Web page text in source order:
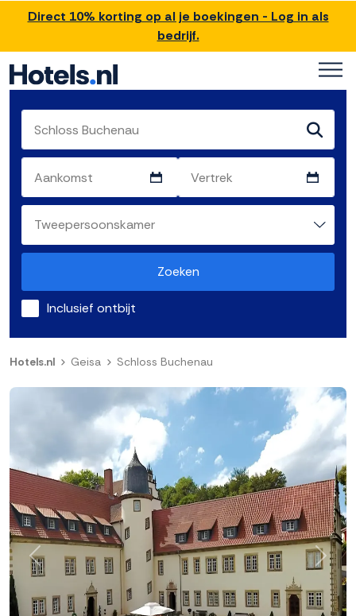
Direct 10% korting op al je boekingen - Log in als
bedrijf.
Zoeken
Inclusief ontbijt
Hotels.nl Geisa Schloss Buchenau